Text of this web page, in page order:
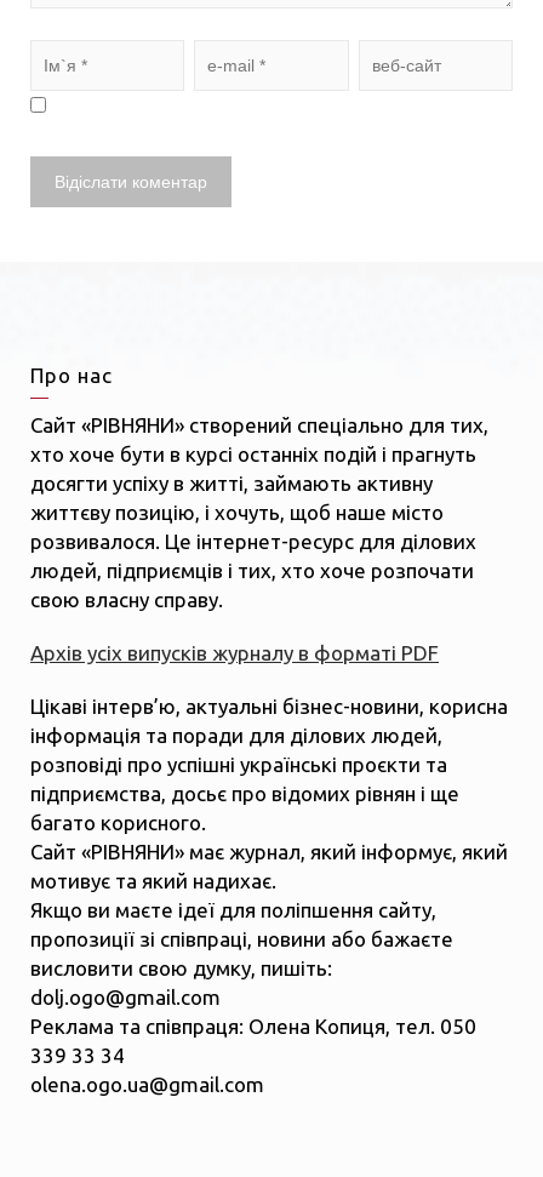
Про нас
Сайт «РІВНЯНИ» створений спеціально для тих,
хто хоче бути в курсі останніх подій і прагнуть
досягти успіху в житті, займають активну
життєву позицію, і хочуть, щоб наше місто
розвивалося. Це інтернет-ресурс для ділових
людей, підприємців і тих, хто хоче розпочати
свою власну справу.
Архів усіх випусків журналу в форматі PDF
Цікаві інтерв’ю, актуальні бізнес-новини, корисна
інформація та поради для ділових людей,
розповіді про успішні українські проєкти та
підприємства, досьє про відомих рівнян і ще
багато корисного.
Сайт «РІВНЯНИ» має журнал, який інформує, який
мотивує та який надихає.
Якщо ви маєте ідеї для поліпшення сайту,
пропозиції зі співпраці, новини або бажаєте
висловити свою думку, пишіть:
dolj.ogo@gmail.com
Реклама та співпраця: Олена Копиця, тел. 050
339 33 34
olena.ogo.ua@gmail.com